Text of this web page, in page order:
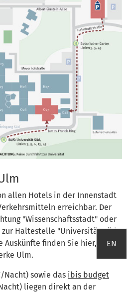
EN
allen Hotels in der Innenstadt
erreichbar. Der
"Wissenschaftsstadt" oder
Haltestelle "Universität Süd".
Auskünfte finden Sie hier, auf
Ulm.
Nacht) sowie das ibis budget
liegen direkt an der